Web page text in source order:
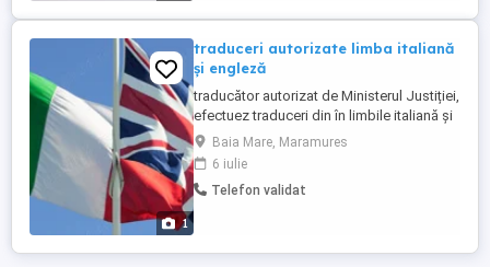
1
traduceri autorizate limba italiană
și engleză
traducător autorizat de Ministerul Justiției,
efectuez traduceri din în limbile italiană și
engleză. nu lăsa nimic la voia întâmplării,
apelează la un proefsionist!
Baia Mare, Maramures
6 iulie
Telefon validat